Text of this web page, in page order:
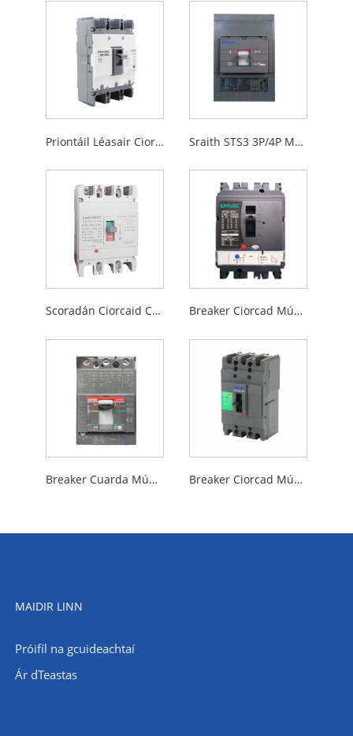
Priontáil Léasair Ciorcad Múnlaithe Ciorcad MCCB MCCB Sraith STS3 3P/4P MCCB
Scoradán Ciorcaid Cás Múnlaithe Leictreach Breaker Ciorcad Múnlaithe Cineál STN3
Breaker Cuarda Múnlaithe Sraith STX Breaker Ciorcad Múnlaithe Córas na Gréine
MAIDIR LINN
Próifíl na gcuideachtaí
Ár dTeastas